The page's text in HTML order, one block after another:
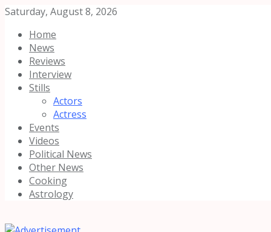
Saturday, August 8, 2026
Home
News
Reviews
Interview
Stills
Actors
Actress
Events
Videos
Political News
Other News
Cooking
Astrology